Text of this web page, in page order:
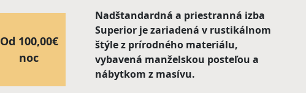
Od 100,00€
noc
Nadštandardná a priestranná izba
Superior je zariadená v rustikálnom
štýle z prírodného materiálu,
vybavená manželskou posteľou a
nábytkom z masívu.